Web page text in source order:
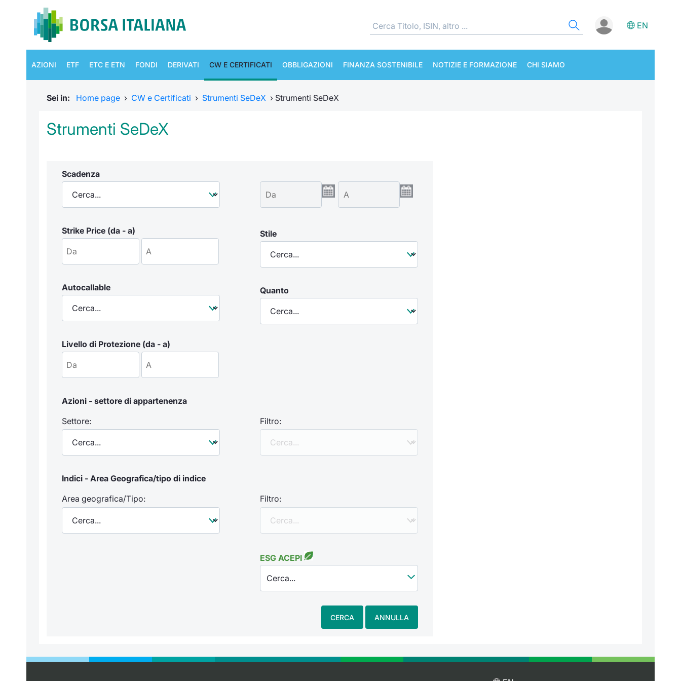
EN
AZIONI ETF ETC E ETN FONDI DERIVATI CW E CERTIFICATI OBBLIGAZIONI FINANZA SOSTENIBILE NOTIZIE E FORMAZIONE CHI SIAMO
Sei in: Home page › CW e Certificati › Strumenti SeDeX › Strumenti SeDeX
Strumenti SeDeX
Scadenza
Strike Price (da - a) Stile
Autocallable Quanto
Livello di Protezione (da - a)
Azioni - settore di appartenenza
Settore:
Filtro:
Indici - Area Geografica/tipo di indice
Area geografica/Tipo:
Filtro:
ESG ACEPI
Cerca...
CERCA ANNULLA